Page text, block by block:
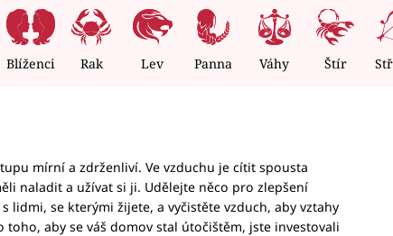
Blíženci Rak Lev Panna Váhy Štír
mírní a zdrženliví. Ve vzduchu je cítit spousta
naladit a užívat si ji. Udělejte něco pro zlepšení
lidmi, se kterými žijete, a vyčistěte vzduch, aby vztahy
toho, aby se váš domov stal útočištěm, jste investovali